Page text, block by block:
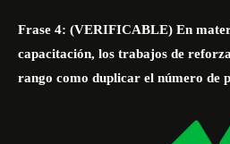
Frase 4: (VERIFICABLE) En
capacitación, los trabajos de
rango como duplicar el número de